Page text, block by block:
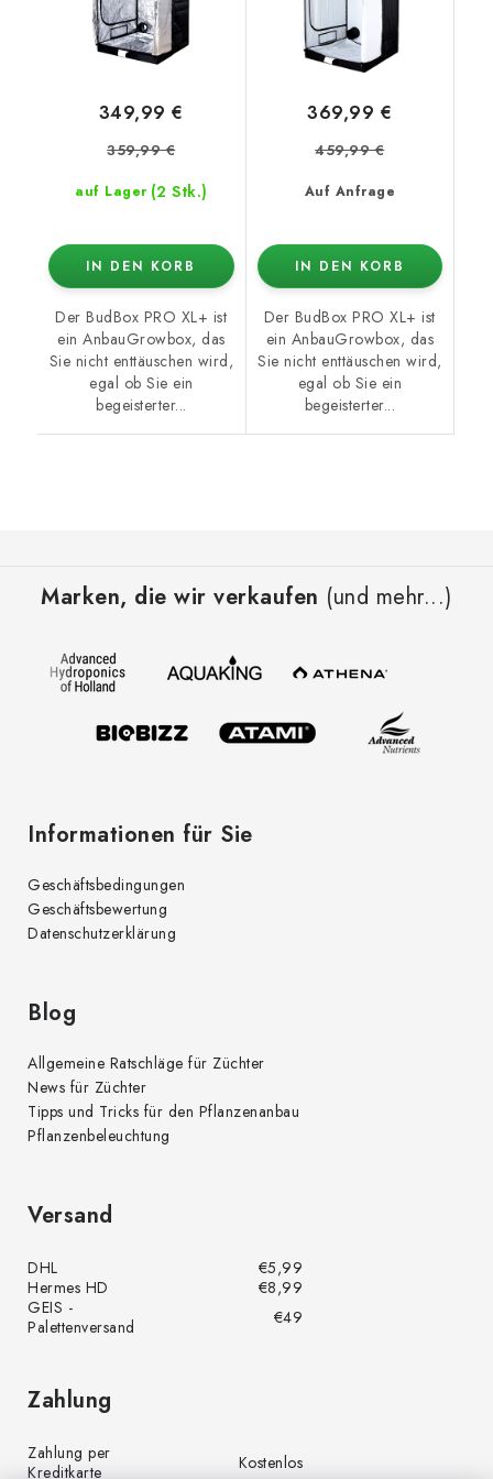
auf Lager (2 Stk.)
349,99 €
359,99 €
IN DEN KORB
Der BudBox PRO XL+ ist
ein AnbauGrowbox, das
Sie nicht enttäuschen wird,
egal ob Sie ein
begeisterter...
Auf Anfrage
369,99 €
459,99 €
IN DEN KORB
Der BudBox PRO XL+ ist
ein AnbauGrowbox, das
Sie nicht enttäuschen wird,
egal ob Sie ein
begeisterter...
Marken, die wir verkaufen (und mehr...)
Informationen für Sie
Geschäftsbedingungen
Geschäftsbewertung
Datenschutzerklärung
Blog
Allgemeine Ratschläge für Züchter
News für Züchter
Tipps und Tricks für den Pflanzenanbau
Pflanzenbeleuchtung
Versand
DHL
€5,99
Hermes HD
€8,99
GEIS -
Palettenversand
€49
Zahlung
Zahlung per
Kreditkarte
Kostenlos